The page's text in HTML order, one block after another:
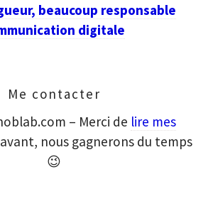
beaucoup responsable
digitale
Me contacter
– Merci de lire mes
nous gagnerons du temps
😉